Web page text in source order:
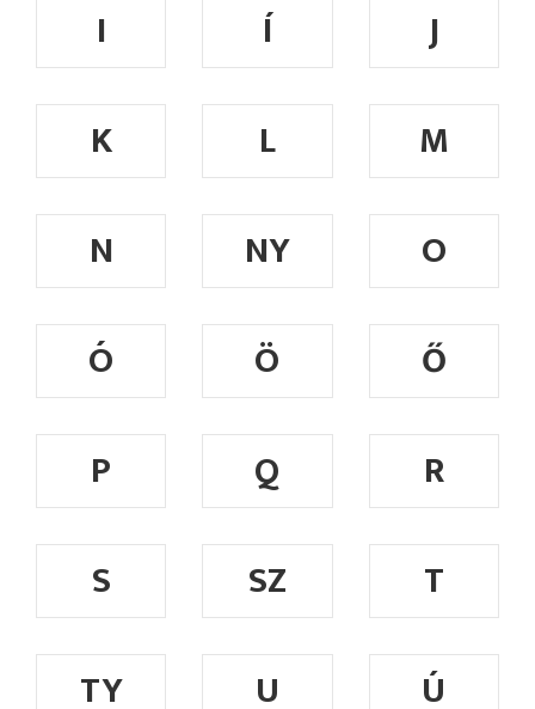
I
Í
J
K
L
M
N
NY
O
Ó
Ö
Ő
P
Q
R
S
SZ
T
TY
U Ú